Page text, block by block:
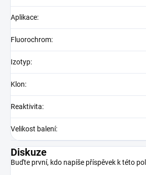
Aplikace:
Fluorochrom:
Izotyp:
Klon:
Reaktivita:
Velikost balení:
Diskuze
Buďte první, kdo napíše příspěvek k této